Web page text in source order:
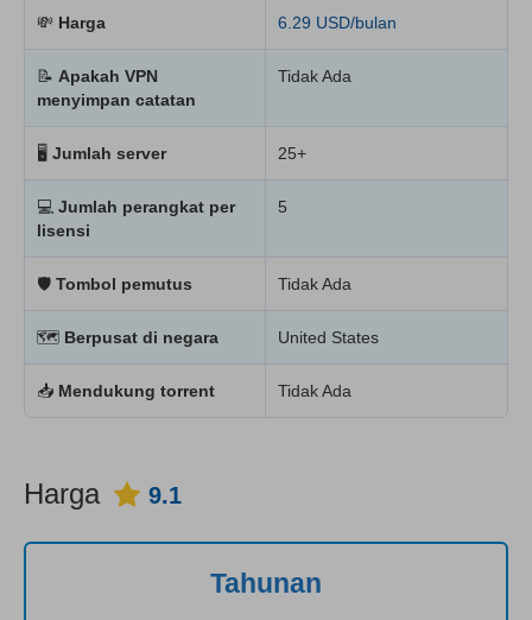
💸 Harga 6.29 USD/bulan
📝 Apakah VPN
menyimpan catatan
Tidak Ada
🖥 Jumlah server 25+
💻 Jumlah perangkat per
lisensi
5
🛡 Tombol pemutus Tidak Ada
🗺 Berpusat di negara United States
📥 Mendukung torrent Tidak Ada
Harga 9.1
Tahunan